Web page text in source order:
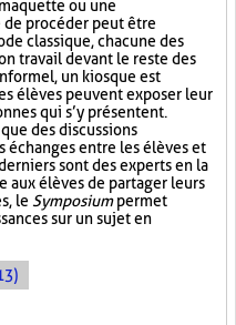
ou une
de procéder peut être
classique, chacune des
travail devant le reste des
un kiosque est
élèves peuvent exposer leur
qui s’y présentent.
des discussions
échanges entre les élèves et
sont des experts en la
aux élèves de partager leurs
le Symposiumpermet
sur un sujet en